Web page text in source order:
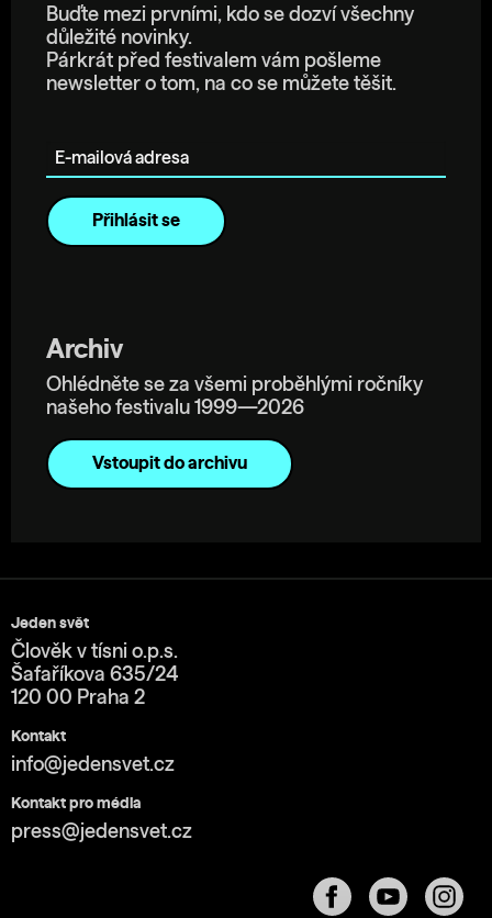
Buďte mezi prvními, kdo se dozví všechny
důležité novinky.
Párkrát před festivalem vám pošleme
newsletter o tom, na co se můžete těšit.
Archiv
Ohlédněte se za všemi proběhlými ročníky
našeho festivalu 1999—2026
Vstoupit do archivu
Jeden svět
Člověk v tísni o.p.s.
Šafaříkova 635/24
120 00 Praha 2
Kontakt
info@jedensvet.cz
Kontakt pro média
press@jedensvet.cz